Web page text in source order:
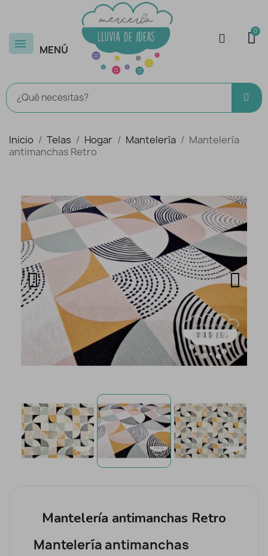
MENÚ
Inicio Telas Hogar Mantelería
Mantelería
antimanchas Retro
Mantelería antimanchas Retro
Mantelería antimanchas